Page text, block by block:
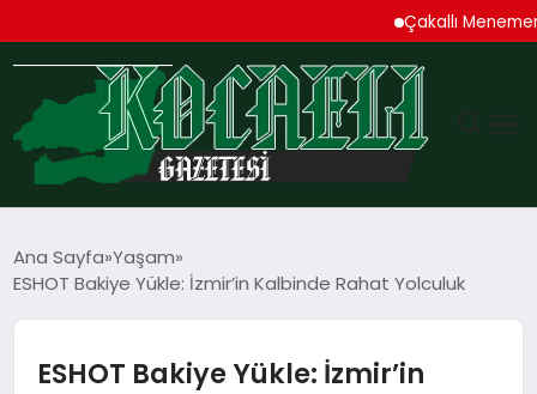
Çakallı Menemeni
TEKNOLOJI
EKONOMI
Ana Sayfa Yaşam
ESHOT Bakiye Yükle: İzmir’in Kalbinde Rahat Yolculuk
ESHOT Bakiye Yükle: İzmir’in